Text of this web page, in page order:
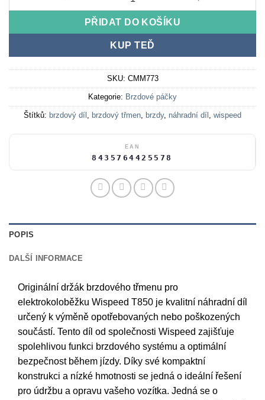
PŘIDAT DO KOŠÍKU
KUP TEĎ
SKU: CMM773
Kategorie: Brzdové páčky
Štítků: brzdový díl , brzdový třmen, brzdy, náhradní díl , wispeed
EAN
8435764425578
POPIS
DALŠÍ INFORMACE
Originální držák brzdového třmenu pro
elektrokoloběžku Wispeed T850 je kvalitní náhradní díl
určený k výměně opotřebovaných nebo poškozených
součástí. Tento díl od společnosti Wispeed zajišťuje
spolehlivou funkci brzdového systému a optimální
bezpečnost během jízdy. Díky své kompaktní
konstrukci a nízké hmotnosti se jedná o ideální řešení
pro údržbu a opravu vašeho vozítka. Jedná se o